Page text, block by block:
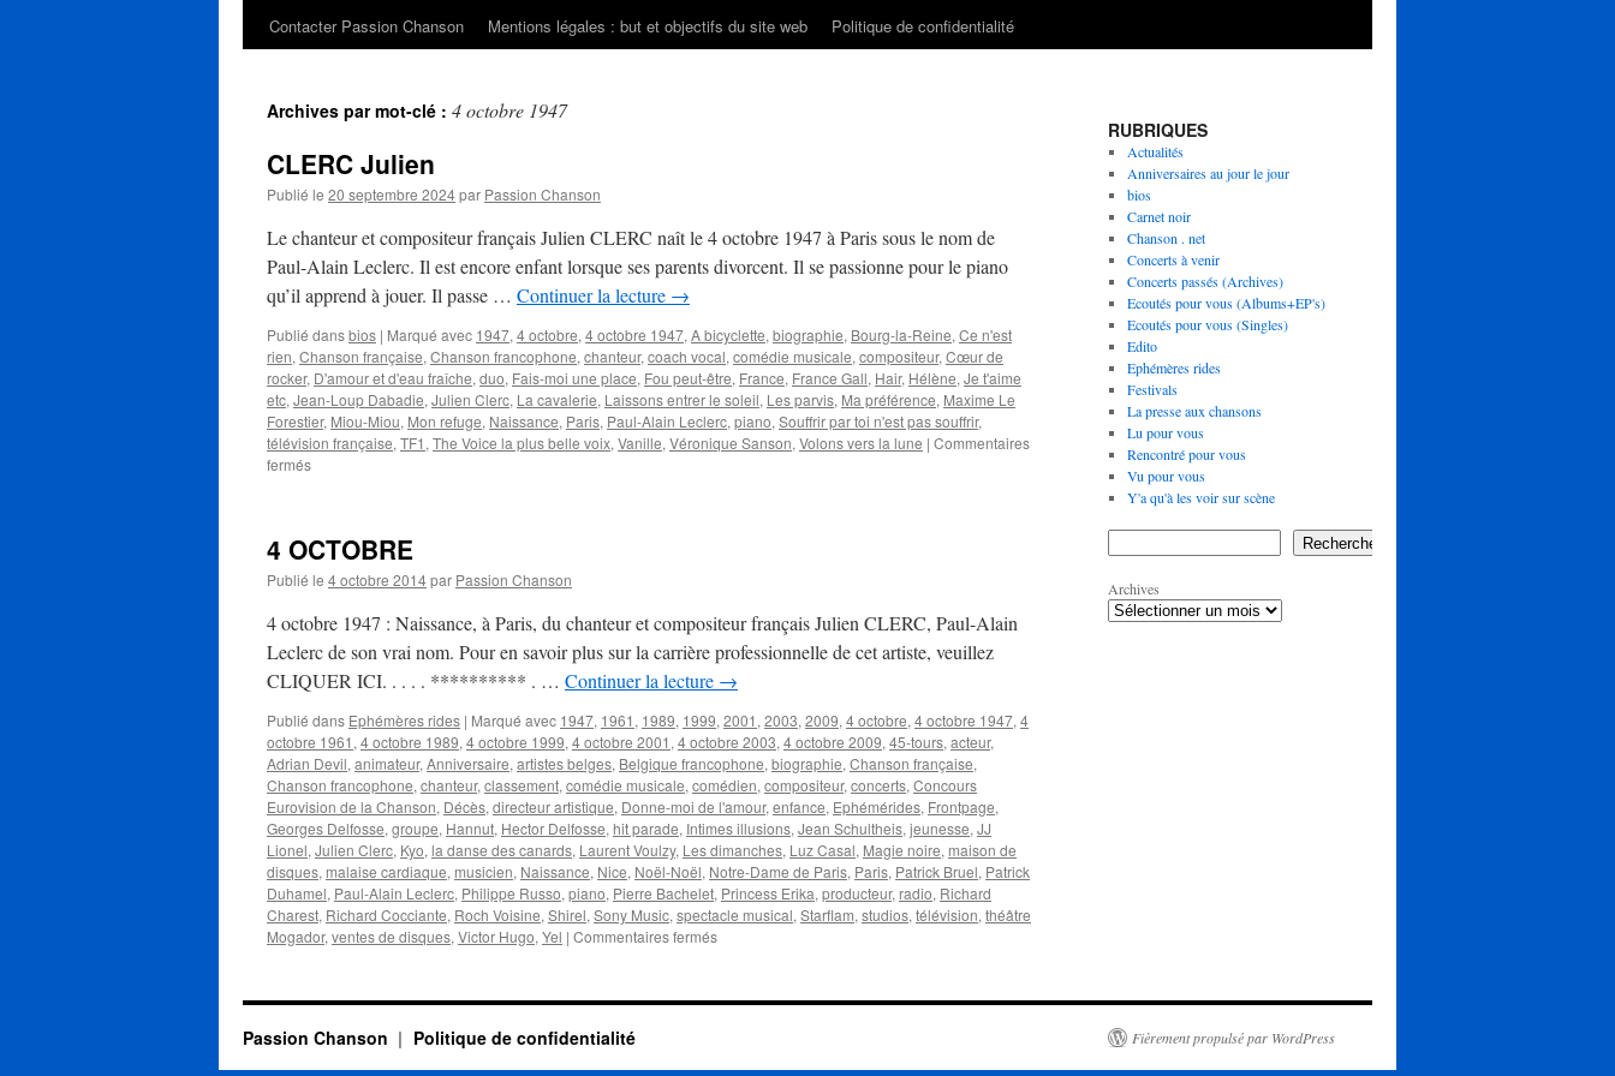
Contacter Passion Chanson
Mentions légales : but et objectifs du site web Politique de confidentialité
Archives par mot-clé : 4 octobre 1947
CLERC Julien
Publié le 20 septembre 2024par Passion Chanson
Le chanteur et compositeur français Julien CLERC naît le 4 octobre 1947 à Paris sous le nom de
Paul-Alain Leclerc. Il est encore enfant lorsque ses parents divorcent. Il se passionne pour le piano
qu’il apprend à jouer. Il passe … Continuer la lecture →
Publié dansbios | Marqué avec 1947, 4 octobre, 4 octobre 1947, A bicyclette, biographie, Bourg-la-Reine, Ce n'est
rien, Chanson française, Chanson francophone, chanteur, coach vocal, comédie musicale, compositeur, Cœur de
rocker, D'amour et d'eau fraîche, duo, Fais-moi une place, Fou peut-être, France, France Gall, Hair, Hélène, Je t'aime
etc, Jean-Loup Dabadie, Julien Clerc, La cavalerie, Laissons entrer le soleil, Les parvis, Ma préférence, Maxime Le
Forestier, Miou-Miou, Mon refuge, Naissance, Paris, Paul-Alain Leclerc, piano, Souffrir par toi n'est pas souffrir,
télévision française, TF1 , The Voice la plus belle voix, Vanille, Véronique Sanson, Volons vers la lune | Commentaires
ferméssur
4 OCTOBRE
Publié le 4 octobre 2014par Passion Chanson
4 octobre 1947 : Naissance, à Paris, du chanteur et compositeur français Julien CLERC, Paul-Alain
Leclerc de son vrai nom. Pour en savoir plus sur la carrière professionnelle de cet artiste, veuillez
CLIQUER ICI. . . . . ********** . … Continuer la lecture →
Publié dans Ephémères rides | Marqué avec 1947, 1961 , 1989, 1999, 2001 , 2003, 2009, 4 octobre, 4 octobre 1947, 4
octobre 1961 , 4 octobre 1989, 4 octobre 1999, 4 octobre 2001 , 4 octobre 2003, 4 octobre 2009, 45-tours, acteur,
Adrian Devil, animateur, Anniversaire, artistes belges, Belgique francophone, biographie, Chanson française,
Chanson francophone, chanteur, classement, comédie musicale, comédien, compositeur, concerts, Concours
Eurovision de la Chanson, Décès, directeur artistique, Donne-moi de l'amour, enfance, Ephémérides, Frontpage,
Georges Delfosse, groupe, Hannut, Hector Delfosse, hit parade, Intimes illusions, Jean Schultheis, jeunesse, JJ
Lionel, Julien Clerc, Kyo, la danse des canards, Laurent Voulzy, Les dimanches, Luz Casal, Magie noire, maison de
disques, malaise cardiaque, musicien, Naissance, Nice, Noël-Noël, Notre-Dame de Paris, Paris, Patrick Bruel, Patrick
Duhamel, Paul-Alain Leclerc, Philippe Russo, piano, Pierre Bachelet, Princess Erika, producteur, radio, Richard
Charest, Richard Cocciante, Roch Voisine, Shirel, Sony Music, spectacle musical, Starflam, studios, télévision, théâtre
Mogador, ventes de disques, Victor Hugo, Yel | Commentaires ferméssur
RUBRIQUES
Actualités
Anniversaires au jour le jour
bios
Carnet noir
Chanson . net
Concerts à venir
Concerts passés (Archives)
Ecoutés pour vous (Albums+EP's)
Ecoutés pour vous (Singles)
Edito
Ephémères rides
Festivals
La presse aux chansons
Lu pour vous
Rencontré pour vous
Vu pour vous
Y'a qu'à les voir sur scène
Rechercher
Archives
Passion Chanson Politique de confidentialité Fièrement propulsé par WordPress